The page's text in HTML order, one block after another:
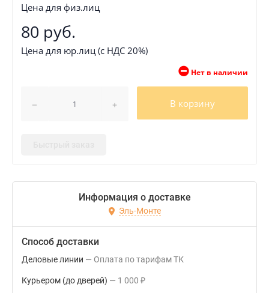
Цена для физ.лиц
80 руб.
Цена для юр.лиц (с НДС 20%)
Нет в наличии
В корзину
Информация о доставке
Эль-Монте
Способ доставки
Деловые линии Оплата по тарифам ТК
Курьером (до дверей) 1 000 ₽